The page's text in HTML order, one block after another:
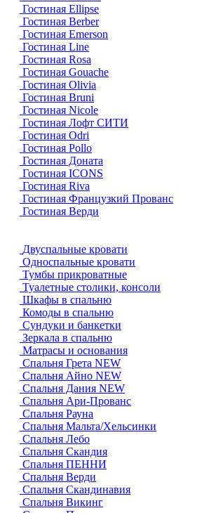
Гостиная Ellipse
Гостиная Berber
Гостиная Emerson
Гостиная Line
Гостиная Rosa
Гостиная Gouache
Гостиная Olivia
Гостиная Bruni
Гостиная Nicole
Гостиная Лофт СИТИ
Гостиная Odri
Гостиная Pollo
Гостиная Доната
Гостиная ICONS
Гостиная Riva
Гостиная Французкий Прованс
Гостиная Верди
Двуспальные кровати
Односпальные кровати
Тумбы прикроватные
Туалетные столики, консоли
Шкафы в спальню
Комоды в спальню
Сундуки и банкетки
Зеркала в спальню
Матрасы и основания
Спальня Грета NEW
Спальня Айно NEW
Спальня Дания NEW
Спальня Ари-Прованс
Спальня Рауна
Спальня Мальта/Хельсинки
Спальня Лебо
Спальня Скандия
Спальня ПЕННИ
Спальня Верди
Спальня Скандинавия
Спальня Викинг